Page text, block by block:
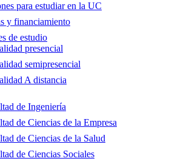
para estudiar en la UC
y financiamiento
de estudio
presencial
semipresencial
A distancia
de Ingeniería
de Ciencias de la Empresa
de Ciencias de la Salud
de Ciencias Sociales